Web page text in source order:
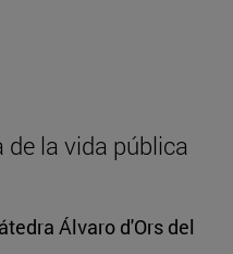
la vida pública
Álvaro d'Ors del